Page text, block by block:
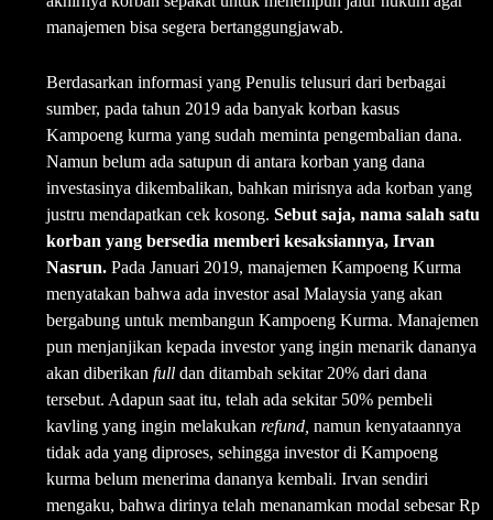
manajemen bisa segera bertanggungjawab.
Berdasarkan informasi yang Penulis telusuri dari berbagai
sumber, pada tahun 2019 ada banyak korban kasus
Kampoeng kurma yang sudah meminta pengembalian dana.
Namun belum ada satupun di antara korban yang dana
investasinya dikembalikan, bahkan mirisnya ada korban yang
justru mendapatkan cek kosong. Sebut saja, nama salah satu
korban yang bersedia memberi kesaksiannya, Irvan
Nasrun. Pada Januari 2019, manajemen Kampoeng Kurma
menyatakan bahwa ada investor asal Malaysia yang akan
bergabung untuk membangun Kampoeng Kurma. Manajemen
pun menjanjikan kepada investor yang ingin menarik dananya
akan diberikan full dan ditambah sekitar 20% dari dana
tersebut. Adapun saat itu, telah ada sekitar 50% pembeli
kavling yang ingin melakukan refund, namun kenyataannya
tidak ada yang diproses, sehingga investor di Kampoeng
kurma belum menerima dananya kembali. Irvan sendiri
mengaku, bahwa dirinya telah menanamkan modal sebesar Rp